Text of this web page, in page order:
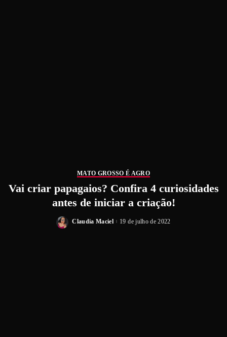
MATO GROSSO É AGRO
Vai criar papagaios? Confira 4 curiosidades
antes de iniciar a criação!
Claudia Maciel 19 de julho de 2022